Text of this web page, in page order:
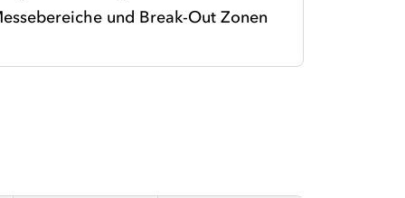
und Break-Out Zonen